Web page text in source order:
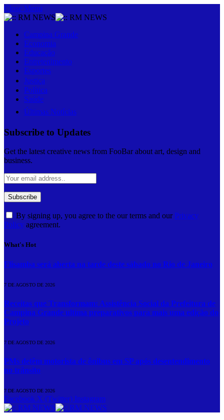
Close Menu
Campina Grande
Economia
Educação
Entretenimento
Esportes
Justiça
Política
Saúde
Últimas Notícias
Subscribe to Updates
Get the latest creative news from FooBar about art, design and
business.
By signing up, you agree to the our terms and our Privacy
Policy agreement.
What's Hot
Flisamba será aberta na tarde deste sábado no Rio de Janeiro
7 DE AGOSTO DE 2026
Receitas que Transformam: Assistência Social da Prefeitura de
Campina Grande ultima preparativos para mais uma edição do
Projeto
7 DE AGOSTO DE 2026
PMs detêm motorista de ônibus em SP após desentendimento
no trânsito
7 DE AGOSTO DE 2026
Facebook X (Twitter) Instagram